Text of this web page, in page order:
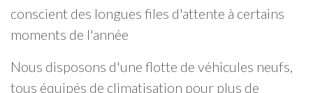
conscient des longues files d'attente à certains
moments de l'année
Nous disposons d'une flotte de véhicules neufs,
tous équipés de climatisation pour plus de